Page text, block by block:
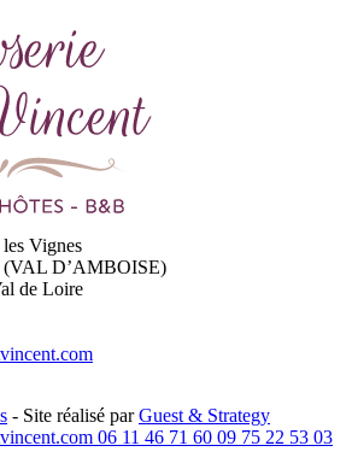
Vignes
(VAL D’AMBOISE)
de Loire
- Site réalisé parGuest & Strategy
06 11 46 71 60 09 75 22 53 03